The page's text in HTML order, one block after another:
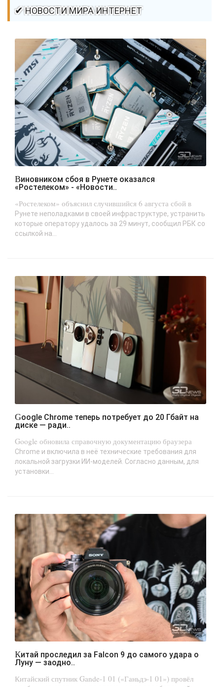
✔ НОВОСТИ МИРА ИНТЕРНЕТ
Виновником сбоя в Рунете оказался
«Ростелеком» - «Новости..
«Ростелеком» объяснил случившийся 6 августа сбой в
Рунете неполадками в своей инфраструктуре, устранить
которые оператору удалось за 29 минут, сообщил РБК со
ссылкой на...
Google Chrome теперь потребует до 20 Гбайт на
диске — ради..
Google обновила справочную документацию браузера
Chrome и включила в неё технические требования для
локальной загрузки ИИ-моделей. Согласно данным, для
установки...
Китай проследил за Falcon 9 до самого удара о
Луну — заодно..
Китайский спутник Gande-1 01 («Ганьдэ-1 01») провёл